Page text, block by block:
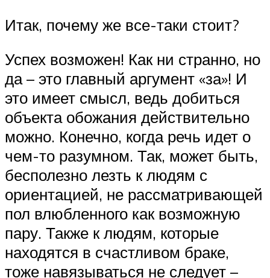
Итак, почему же все-таки стоит?
Успех возможен! Как ни странно, но
да – это главный аргумент «за»! И
это имеет смысл, ведь добиться
объекта обожания действительно
можно. Конечно, когда речь идет о
чем-то разумном. Так, может быть,
бесполезно лезть к людям с
ориентацией, не рассматривающей
пол влюбленного как возможную
пару. Также к людям, которые
находятся в счастливом браке,
тоже навязываться не следует –